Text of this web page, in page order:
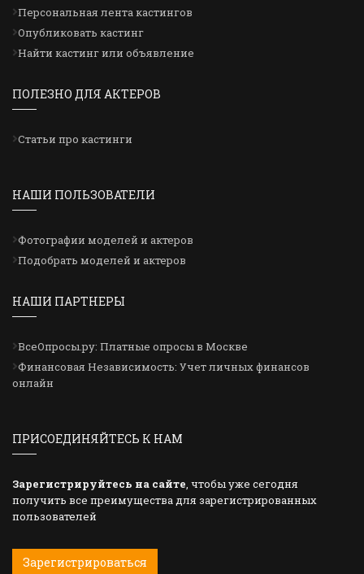
Персональная лента кастингов
Опубликовать кастинг
Найти кастинг или объявление
ПОЛЕЗНО ДЛЯ АКТЕРОВ
Статьи про кастинги
НАШИ ПОЛЬЗОВАТЕЛИ
Фотографии моделей и актеров
Подобрать моделей и актеров
НАШИ ПАРТНЕРЫ
ВсеОпросы.ру: Платные опросы в Москве
Финансовая Независимость: Учет личных финансов
онлайн
ПРИСОЕДИНЯЙТЕСЬ К НАМ
Зарегистрируйтесь на сайте , чтобы уже сегодня
получить все преимущества для зарегистрированных
пользователей
Зарегистрироваться